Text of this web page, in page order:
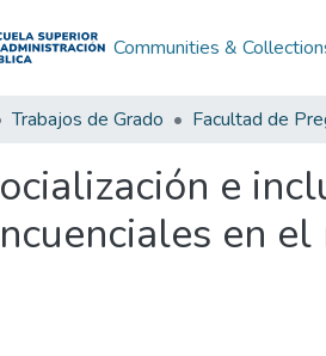
Communities &
Trabajos de Grado Facultad de
e
en